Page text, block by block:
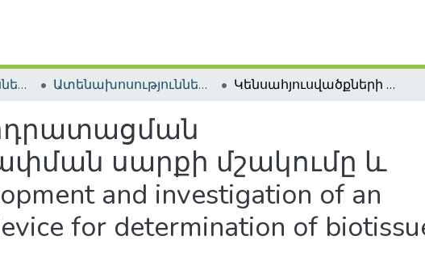
Ատենախոսություններ և սեղմագրեր / Theses & Abstracts Ատենախոսություններ և սեղմագրեր / Theses & Abstracts Կենսահյուսվածքների հիդրատացման էլեկտրամետրիկական չափման սարքի մշակումը և հետազոտումը / The development and investigation of an electrometric measurement device for determination of biotissue hydration
սարքի մշակումը և
and investigation of an
for determination of